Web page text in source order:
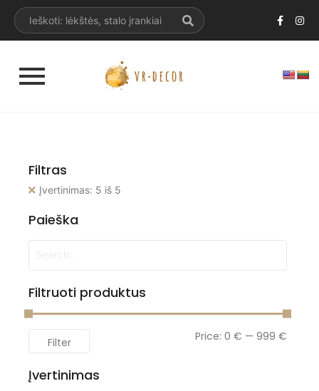
Filtras
Įvertinimas: 5 iš 5
Paieška
Filtruoti produktus
Filter Price: 0 € — 999 €
Įvertinimas